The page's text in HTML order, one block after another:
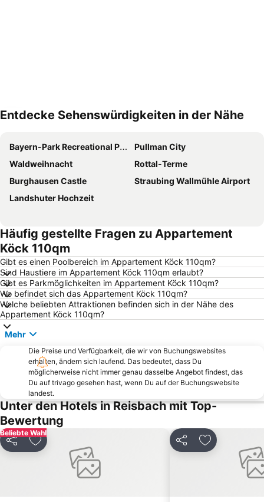
Entdecke Sehenswürdigkeiten in der Nähe
Bayern-Park Recreational Park
Pullman City
Waldweihnacht
Rottal-Terme
Burghausen Castle
Straubing Wallmühle Airport
Landshuter Hochzeit
Häufig gestellte Fragen zu Appartement
Köck 110qm
Gibt es einen Poolbereich im Appartement Köck 110qm?
Sind Haustiere im Appartement Köck 110qm erlaubt?
Gibt es Parkmöglichkeiten im Appartement Köck 110qm?
Wo befindet sich das Appartement Köck 110qm?
Welche beliebten Attraktionen befinden sich in der Nähe des
Appartement Köck 110qm?
Mehr
Die Preise und Verfügbarkeit, die wir von Buchungswebsites
erhalten, ändern sich laufend. Das bedeutet, dass Du
möglicherweise nicht immer genau dasselbe Angebot findest, das
Du auf trivago gesehen hast, wenn Du auf der Buchungswebsite
landest.
Unter den Hotels in Reisbach mit Top-
Bewertung
Beliebte Wahl
Teilen Zu Favoriten hinzufügen Teilen Zu Favoriten